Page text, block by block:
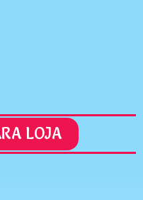
LOJA